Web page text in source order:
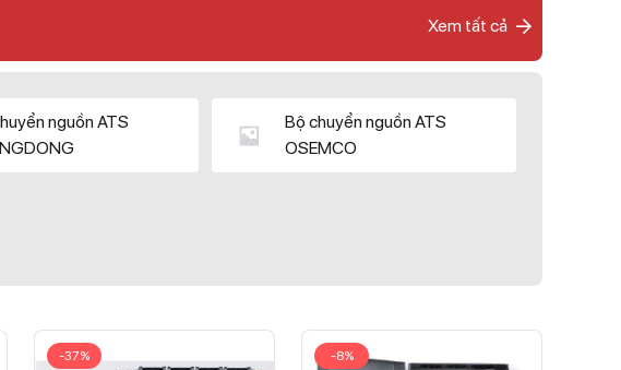
Xem tất cả
nguồn ATS
Bộ chuyển nguồn ATS
OSEMCO
-37% -8%